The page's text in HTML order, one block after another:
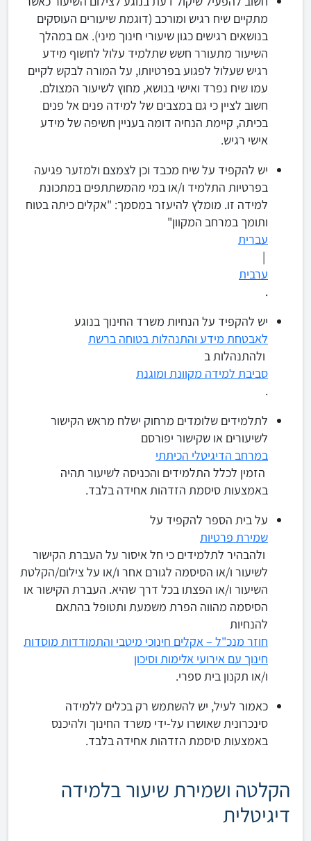
מתקיים שיח רגיש ומורכב (דוגמת שיעורים העוסקים
בנושאים רגישים כגון שיעורי חינוך מיני). אם במהלך
השיעור מתעורר חשש שתלמיד עלול לחשוף מידע
רגיש שעלול לפגוע בפרטיותו, על המורה לבקש לקיים
עמו שיח נפרד ואישי בנושא, מחוץ לשיעור המצולם.
חשוב לציין כי גם במצבים של למידה פנים אל פנים
בכיתה, קיימת הנחיה דומה בעניין חשיפה של מידע
אישי רגיש.
יש להקפיד על שיח מכבד וכן לצמצם ולמזער פגיעה
בפרטיות התלמיד ו/או במי מהמשתתפים במתכונת
למידה זו. מומלץ להיעזר במסמך: "אקלים כיתה בטוח
ותומך במרחב המקוון"
עברית
|
ערבית
.
יש להקפיד על הנחיות משרד החינוך בנוגע
לאבטחת מידע והתנהלות בטוחה ברשת
ולהתנהלות ב
סביבת למידה מקוונת ומוגנת
.
לתלמידים שלומדים מרחוק ישלח מראש הקישור
לשיעורים או שקישור יפורסם
במרחב הדיגיטלי הכיתתי
הזמין לכלל התלמידים והכניסה לשיעור תהיה
באמצעות סיסמת הזדהות אחידה בלבד.
על בית הספר להקפיד על
שמירת פרטיות
ולהבהיר לתלמידים כי חל איסור על העברת הקישור
לשיעור ו/או הסיסמה לגורם אחר ו/או על צילום/הקלטת
השיעור ו/או הפצתו בכל דרך שהיא. העברת הקישור או
הסיסמה מהווה הפרת משמעת ותטופל בהתאם
להנחיות
חוזר מנכ"ל – אקלים חינוכי מיטבי והתמודדות מוסדות
חינוך עם אירועי אלימות וסיכון
ו/או תקנון בית ספרי.
כאמור לעיל, יש להשתמש רק בכלים ללמידה
סינכרונית שאושרו על-ידי משרד החינוך ולהיכנס
באמצעות סיסמת הזדהות אחידה בלבד.
הקלטה ושמירת שיעור בלמידה
דיגיטלית